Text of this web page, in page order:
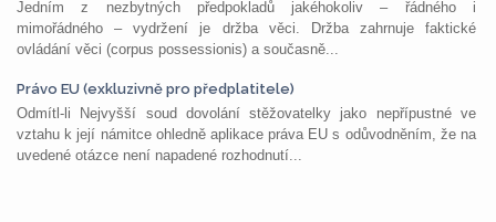
Jedním z nezbytných předpokladů jakéhokoliv – řádného i
mimořádného – vydržení je držba věci. Držba zahrnuje faktické
ovládání věci (corpus possessionis) a současně...
Právo EU (exkluzivně pro předplatitele)
Odmítl-li Nejvyšší soud dovolání stěžovatelky jako nepřípustné ve
vztahu k její námitce ohledně aplikace práva EU s odůvodněním, že na
uvedené otázce není napadené rozhodnutí...